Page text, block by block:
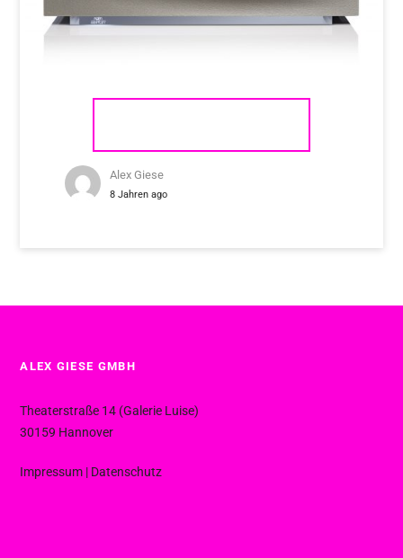
Alex Giese
8 Jahren ago
ALEX GIESE GMBH
Theaterstraße 14 (Galerie Luise)
30159 Hannover
Impressum | Datenschutz